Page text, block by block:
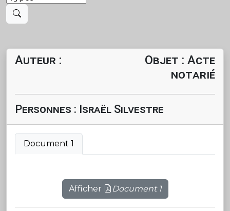
Auteur :
Objet : Acte
notarié
Personnes : Israël Silvestre
Document 1
Afficher Document 1